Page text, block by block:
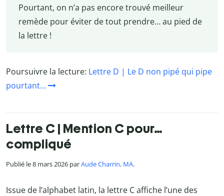
Pourtant, on n’a pas encore trouvé meilleur
remède pour éviter de tout prendre… au pied de
la lettre !
Poursuivre la lecture: Lettre D | Le D non pipé qui pipe
pourtant…
Lettre C | Mention C pour…
compliqué
Publié le 8 mars 2026 parAude Charrin, MA.
Issue de l’alphabet latin, la lettre C affiche l’une des